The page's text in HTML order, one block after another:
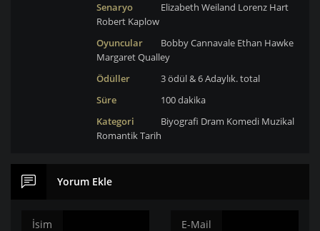
Senaryo
Elizabeth Weiland Lorenz Hart
Robert Kaplow
Oyuncular
Bobby Cannavale Ethan Hawke
Margaret Qualley
Ödüller
3 ödül & 6 Adaylık. total
Süre
100 dakika
Kategori
Biyografi Dram Komedi Muzikal
RomantikTarih
Yorum Ekle
İsim E-Mail